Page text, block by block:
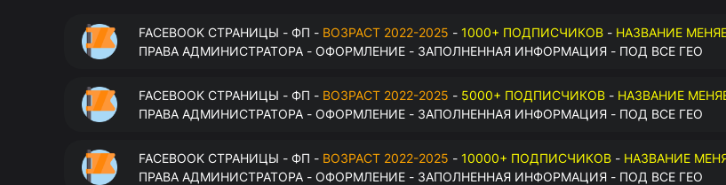
FACEBOOK СТРАНИЦЫ - ФП - ВОЗРАСТ 2022-2025 - 1000+ ПОДПИСЧИКОВ - НАЗВАНИЕ
ПРАВА АДМИНИСТРАТОРА - ОФОРМЛЕНИЕ - ЗАПОЛНЕННАЯ ИНФОРМАЦИЯ - ПОД ВСЕ ГЕО
FACEBOOK СТРАНИЦЫ - ФП - ВОЗРАСТ 2022-2025 - 5000+ ПОДПИСЧИКОВ - НАЗВАНИЕ
ПРАВА АДМИНИСТРАТОРА - ОФОРМЛЕНИЕ - ЗАПОЛНЕННАЯ ИНФОРМАЦИЯ - ПОД ВСЕ ГЕО
FACEBOOK СТРАНИЦЫ - ФП - ВОЗРАСТ 2022-2025 - 10000+ ПОДПИСЧИКОВ - НАЗВАНИЕ
ПРАВА АДМИНИСТРАТОРА - ОФОРМЛЕНИЕ - ЗАПОЛНЕННАЯ ИНФОРМАЦИЯ - ПОД ВСЕ ГЕО